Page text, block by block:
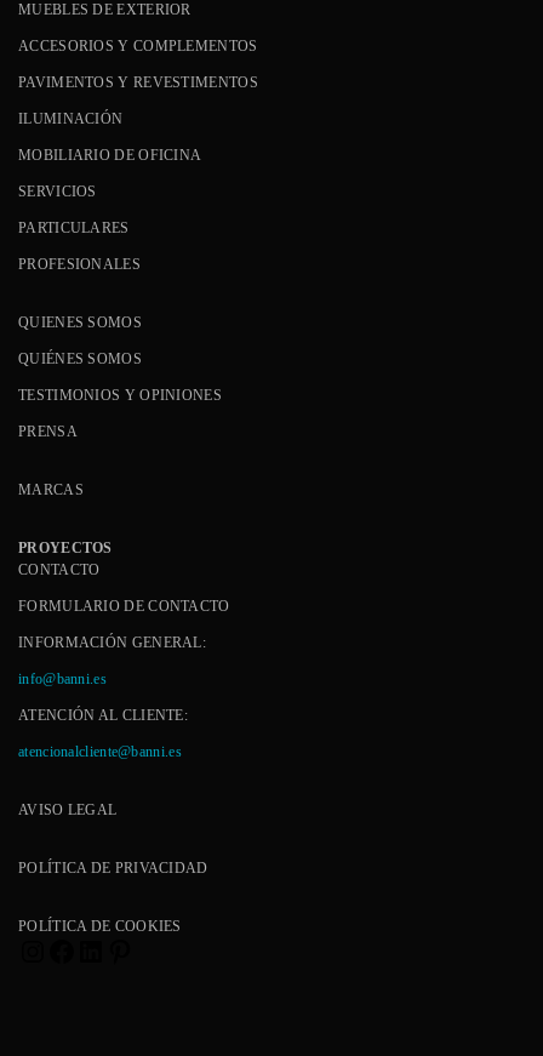
MUEBLES DE EXTERIOR
ACCESORIOS Y COMPLEMENTOS
PAVIMENTOS Y REVESTIMENTOS
ILUMINACIÓN
MOBILIARIO DE OFICINA
SERVICIOS
PARTICULARES
PROFESIONALES
QUIENES SOMOS
QUIÉNES SOMOS
TESTIMONIOS Y OPINIONES
PRENSA
MARCAS
PROYECTOS
CONTACTO
FORMULARIO DE CONTACTO
INFORMACIÓN GENERAL:
info@banni.es
ATENCIÓN AL CLIENTE:
atencionalcliente@banni.es
AVISO LEGAL
POLÍTICA DE PRIVACIDAD
POLÍTICA DE COOKIES